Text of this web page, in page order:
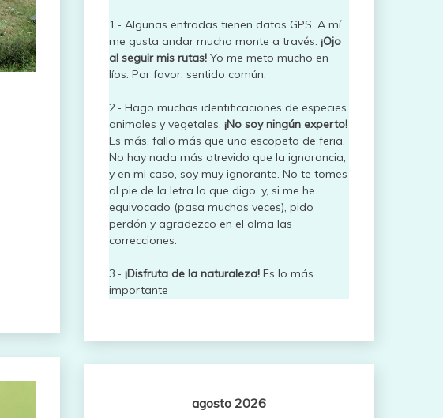
1.- Algunas entradas tienen datos GPS. A mí
me gusta andar mucho monte a través. ¡Ojo
al seguir mis rutas!Yo me meto mucho en
líos. Por favor, sentido común.
2.- Hago muchas identificaciones de especies
animales y vegetales. ¡No soy ningún experto!
Es más, fallo más que una escopeta de feria.
No hay nada más atrevido que la ignorancia,
y en mi caso, soy muy ignorante. No te tomes
al pie de la letra lo que digo, y, si me he
equivocado (pasa muchas veces), pido
perdón y agradezco en el alma las
correcciones.
3.- ¡Disfruta de la naturaleza!Es lo más
importante
agosto 2026